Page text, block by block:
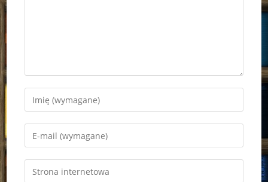
Enter
your
name
Enter
your
email
address
Enter